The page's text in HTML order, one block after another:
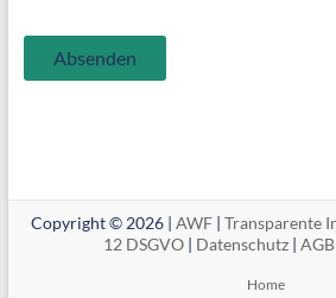
Copyright © 2026 |AWF |Transparente
12 DSGVO| Datenschutz| AGB
Home